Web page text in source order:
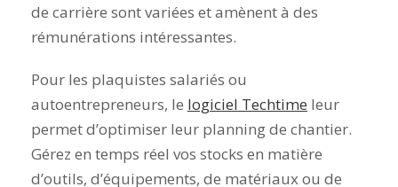
de carrière sont variées et amènent à des
rémunérations intéressantes.
Pour les plaquistes salariés ou
autoentrepreneurs, le logiciel Techtime leur
permet d’optimiser leur planning de chantier.
Gérez en temps réel vos stocks en matière
d’outils, d’équipements, de matériaux ou de